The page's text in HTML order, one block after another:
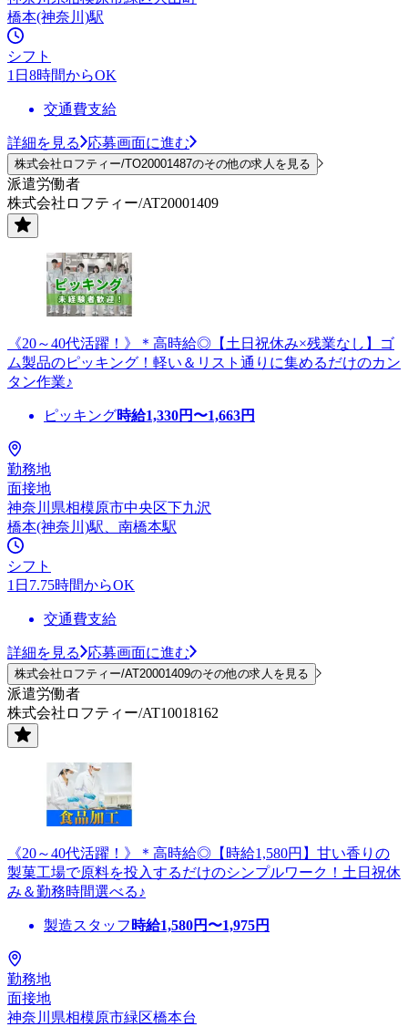
橋本(神奈川)駅
シフト
1日8時間からOK
交通費支給
詳細を見る 応募画面に進む
株式会社ロフティー/TO20001487のその他の求人を見る
派遣労働者
株式会社ロフティー/AT20001409
《20～40代活躍！》＊高時給◎【土日祝休み×残業なし】ゴ
ム製品のピッキング！軽い＆リスト通りに集めるだけのカン
タン作業♪
ピッキング時給1,330円〜1,663円
勤務地
面接地
神奈川県相模原市中央区下九沢
橋本(神奈川)駅、南橋本駅
シフト
1日7.75時間からOK
交通費支給
詳細を見る 応募画面に進む
株式会社ロフティー/AT20001409のその他の求人を見る
派遣労働者
株式会社ロフティー/AT10018162
《20～40代活躍！》＊高時給◎【時給1,580円】甘い香りの
製菓工場で原料を投入するだけのシンプルワーク！土日祝休
み＆勤務時間選べる♪
製造スタッフ 時給1,580円〜1,975円
勤務地
面接地
神奈川県相模原市緑区橋本台